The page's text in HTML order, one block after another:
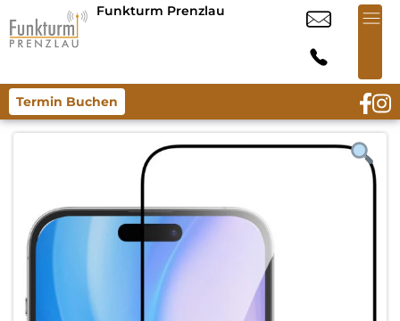
Funkturm Prenzlau
Termin Buchen